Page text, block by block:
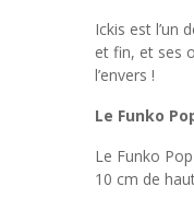
Ickis est l’un
et fin, et ses
l’envers !
Le Funko
Le Funko
10 cm de